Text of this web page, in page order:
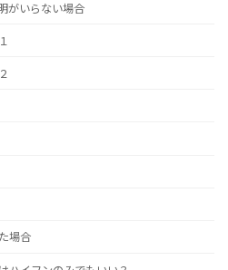
がいらない場合
場合